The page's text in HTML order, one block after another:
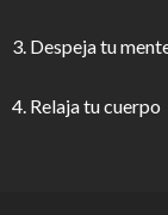
3. Despeja tu
4. Relaja tu cuerpo